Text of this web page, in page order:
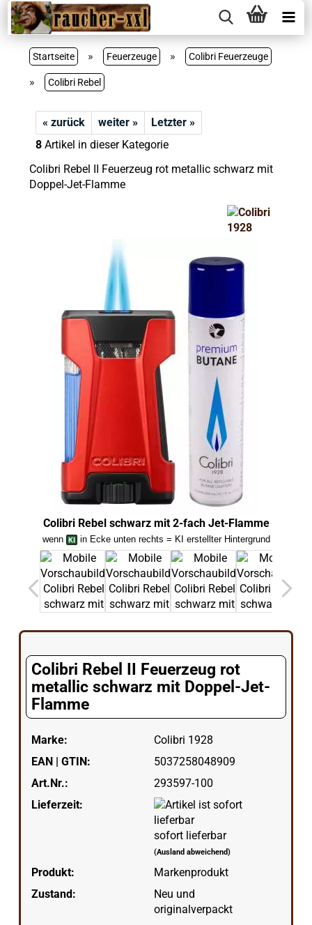
Startseite » Feuerzeuge » Colibri Feuerzeuge
» Colibri Rebel
« zurück weiter »
Letzter »
8Artikel in dieser Kategorie
Colibri Rebel II Feuerzeug rot metallic schwarz mit
Doppel-Jet-Flamme
Colibri Rebel schwarz mit 2-fach Jet-Flamme
wenn in Ecke unten rechts = KI erstellter Hintergrund
Colibri Rebel II Feuerzeug rot
metallic schwarz mit Doppel-Jet-
Flamme
Marke:
Colibri 1928
EAN | GTIN:
5037258048909
Art.Nr.:
293597-100
Lieferzeit:
sofort lieferbar
(Ausland abweichend)
Produkt:
Markenprodukt
Zustand:
Neu und
originalverpackt